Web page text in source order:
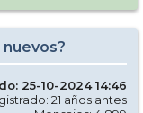
25-10-2024 14:46
21 años antes